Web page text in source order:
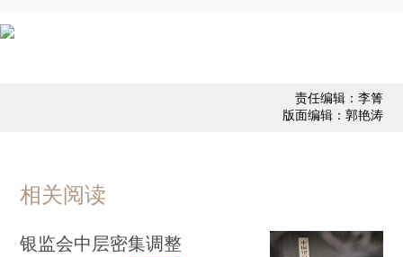
责任编辑：李箐
版面编辑：郭艳涛
相关阅读
银监会中层密集调整